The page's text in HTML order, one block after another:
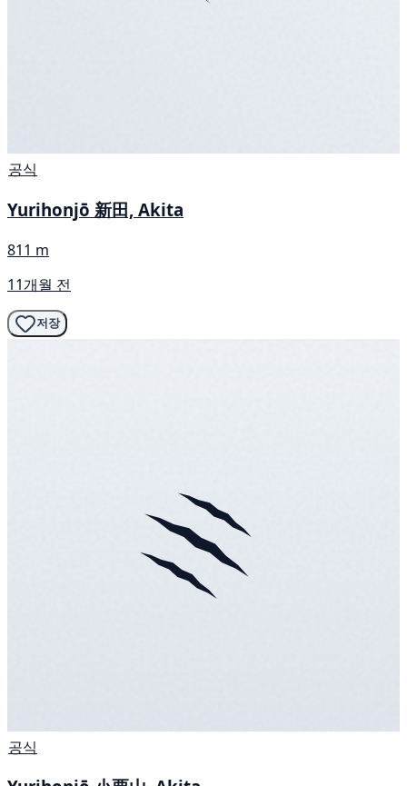
공식
Yurihonjō 新田, Akita
811 m
11개월 전
저장
공식